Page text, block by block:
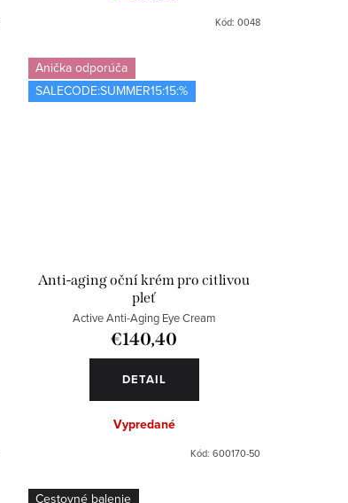
Kód: 0048
Anička odporúča
SALECODE:SUMMER15:15:%
Anti-aging oční krém pro citlivou
pleť
Active Anti-Aging Eye Cream
€140,40
DETAIL
Vypredané
Kód: 600170-50
Cestovné balenie